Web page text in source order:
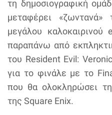
τη δημοσιογραφική
μεταφέρει
μεγάλου
παραπάνω από
του Resident Evil:
για το φινάλε με το
που θα ολοκληρώσει
της Square Enix.